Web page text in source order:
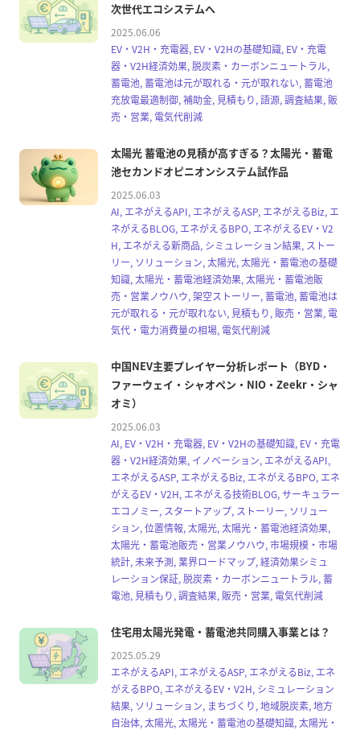
次世代エコシステムへ
2025.06.06
EV・V2H・充電器, EV・V2Hの基礎知識, EV・充電
器・V2H経済効果, 脱炭素・カーボンニュートラル,
蓄電池, 蓄電池は元が取れる・元が取れない, 蓄電池
充放電最適制御, 補助金, 見積もり, 語源, 調査結果, 販
売・営業, 電気代削減
太陽光 蓄電池の見積が高すぎる？太陽光・蓄電
池セカンドオピニオンシステム試作品
2025.06.03
AI, エネがえるAPI, エネがえるASP, エネがえるBiz, エ
ネがえるBLOG, エネがえるBPO, エネがえるEV・V2
H, エネがえる新商品, シミュレーション結果, ストー
リー, ソリューション, 太陽光, 太陽光・蓄電池の基礎
知識, 太陽光・蓄電池経済効果, 太陽光・蓄電池販
売・営業ノウハウ, 架空ストーリー, 蓄電池, 蓄電池は
元が取れる・元が取れない, 見積もり, 販売・営業, 電
気代・電力消費量の相場, 電気代削減
中国NEV主要プレイヤー分析レポート（BYD・
ファーウェイ・シャオペン・NIO・Zeekr・シャ
オミ）
2025.06.03
AI, EV・V2H・充電器, EV・V2Hの基礎知識, EV・充電
器・V2H経済効果, イノベーション, エネがえるAPI,
エネがえるASP, エネがえるBiz, エネがえるBPO, エネ
がえるEV・V2H, エネがえる技術BLOG, サーキュラー
エコノミー, スタートアップ, ストーリー, ソリュー
ション, 位置情報, 太陽光, 太陽光・蓄電池経済効果,
太陽光・蓄電池販売・営業ノウハウ, 市場規模・市場
統計, 未来予測, 業界ロードマップ, 経済効果シミュ
レーション保証, 脱炭素・カーボンニュートラル, 蓄
電池, 見積もり, 調査結果, 販売・営業, 電気代削減
住宅用太陽光発電・蓄電池共同購入事業とは？
2025.05.29
エネがえるAPI, エネがえるASP, エネがえるBiz, エネ
がえるBPO, エネがえるEV・V2H, シミュレーション
結果, ソリューション, まちづくり, 地域脱炭素, 地方
自治体, 太陽光, 太陽光・蓄電池の基礎知識, 太陽光・